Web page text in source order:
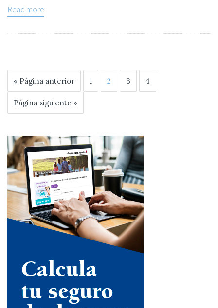
Read more
« Página anterior 1 2 3 4
Página siguiente »